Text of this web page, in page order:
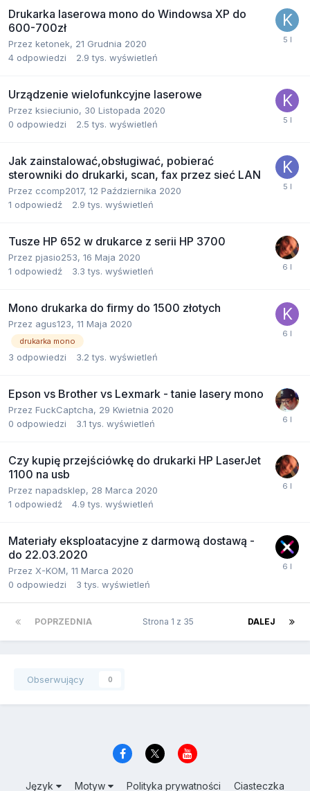
Drukarka laserowa mono do Windowsa XP do
600-700zł
Przez ketonek, 21 Grudnia 2020
4 odpowiedzi 2.9 tys. wyświetleń
Urządzenie wielofunkcyjne laserowe
Przez ksieciunio, 30 Listopada 2020
0 odpowiedzi 2.5 tys. wyświetleń
Jak zainstalować,obsługiwać, pobierać
sterowniki do drukarki, scan, fax przez sieć LAN
Przez ccomp2017, 12 Października 2020
1 odpowiedź 2.9 tys. wyświetleń
Tusze HP 652 w drukarce z serii HP 3700
Przez pjasio253, 16 Maja 2020
1 odpowiedź 3.3 tys. wyświetleń
Mono drukarka do firmy do 1500 złotych
Przez agus123, 11 Maja 2020
drukarka mono
3 odpowiedzi 3.2 tys. wyświetleń
Epson vs Brother vs Lexmark - tanie lasery mono
Przez FuckCaptcha, 29 Kwietnia 2020
0 odpowiedzi 3.1 tys. wyświetleń
Czy kupię przejściówkę do drukarki HP LaserJet
1100 na usb
Przez napadsklep, 28 Marca 2020
1 odpowiedź 4.9 tys. wyświetleń
Materiały eksploatacyjne z darmową dostawą -
do 22.03.2020
Przez X-KOM, 11 Marca 2020
0 odpowiedzi 3 tys. wyświetleń
POPRZEDNIA DALEJ
Strona 1 z 35
Obserwujący 0
Język Motyw Polityka prywatności Ciasteczka